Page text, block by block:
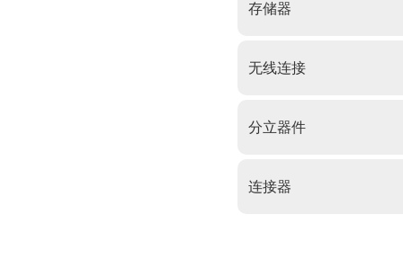
存储器
无线连接
分立器件
连接器